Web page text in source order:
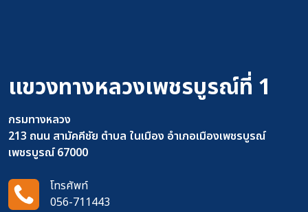
แขวงทางหลวงเพชรบูรณ์ที่ 1
กรมทางหลวง
213 ถนน สามัคคีชัย ตำบล ในเมือง อำเภอเมืองเพชรบูรณ์
เพชรบูรณ์ 67000
โทรศัพท์
056-711443